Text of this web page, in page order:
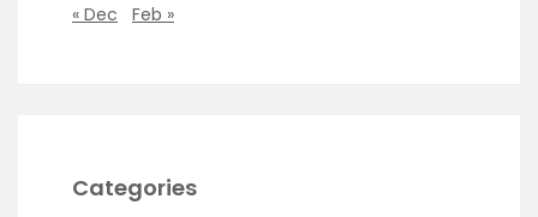
« Dec
Feb »
Categories